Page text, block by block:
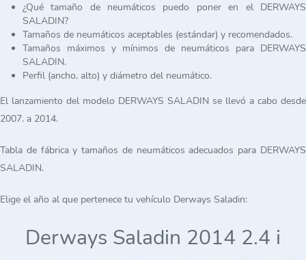
¿Qué tamaño de neumáticos puedo poner en el DERWAYS
SALADIN?
Tamaños de neumáticos aceptables (estándar) y recomendados.
Tamaños máximos y mínimos de neumáticos para DERWAYS
SALADIN.
Perfil (ancho, alto) y diámetro del neumático.
El lanzamiento del modelo DERWAYS SALADIN se llevó a cabo desde
2007. a 2014.
Tabla de fábrica y tamaños de neumáticos adecuados para DERWAYS
SALADIN.
Elige el año al que pertenece tu vehículo Derways Saladin:
Derways Saladin 2014 2.4 i